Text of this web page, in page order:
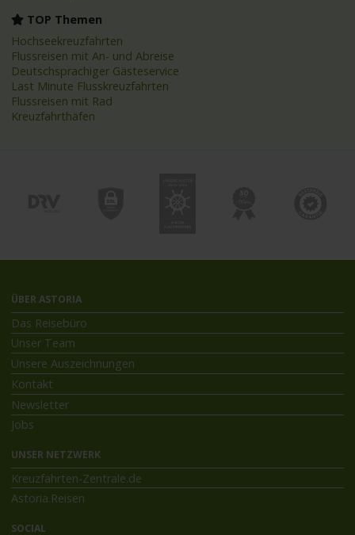
TOP Themen
Hochseekreuzfahrten
Flussreisen mit An- und Abreise
Deutschsprachiger Gästeservice
Last Minute Flusskreuzfahrten
Flussreisen mit Rad
Kreuzfahrthäfen
ÜBER ASTORIA
Das Reisebüro
Unser Team
Unsere Auszeichnungen
Kontakt
Newsletter
Jobs
UNSER NETZWERK
Kreuzfahrten-Zentrale.de
Astoria.Reisen
SOCIAL